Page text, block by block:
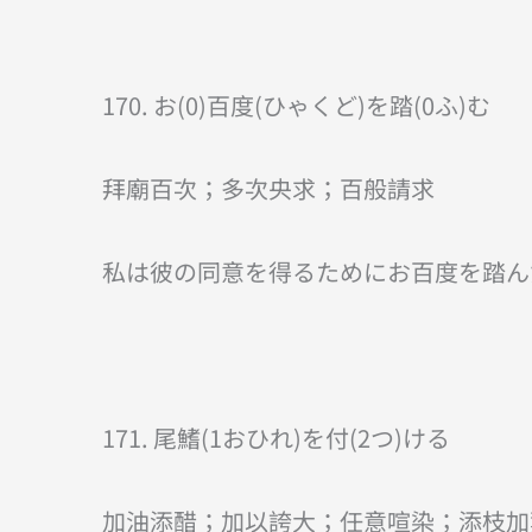
170. お(0)百度(ひゃくど)を踏(0ふ)む
拜廟百次；多次央求；百般請求
私は彼の同意を得るためにお百度を踏
171. 尾鰭(1おひれ)を付(2つ)ける
加油添醋；加以誇大；任意喧染；添枝